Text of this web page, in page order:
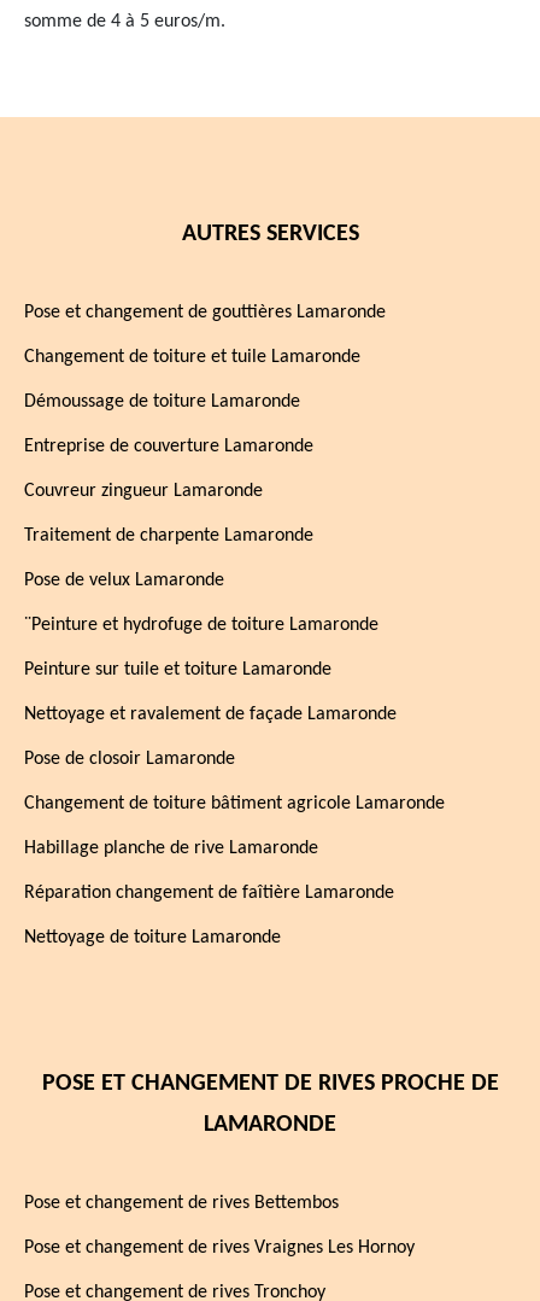
somme de 4 à 5 euros/m.
AUTRES SERVICES
Pose et changement de gouttières Lamaronde
Changement de toiture et tuile Lamaronde
Démoussage de toiture Lamaronde
Entreprise de couverture Lamaronde
Couvreur zingueur Lamaronde
Traitement de charpente Lamaronde
Pose de velux Lamaronde
¨Peinture et hydrofuge de toiture Lamaronde
Peinture sur tuile et toiture Lamaronde
Nettoyage et ravalement de façade Lamaronde
Pose de closoir Lamaronde
Changement de toiture bâtiment agricole Lamaronde
Habillage planche de rive Lamaronde
Réparation changement de faîtière Lamaronde
Nettoyage de toiture Lamaronde
POSE ET CHANGEMENT DE RIVES PROCHE DE
LAMARONDE
Pose et changement de rives Bettembos
Pose et changement de rives Vraignes Les Hornoy
Pose et changement de rives Tronchoy